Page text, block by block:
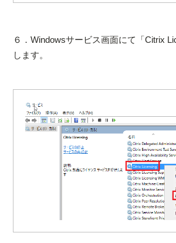
６．Windowsサービス画面にて「Citrix
します。